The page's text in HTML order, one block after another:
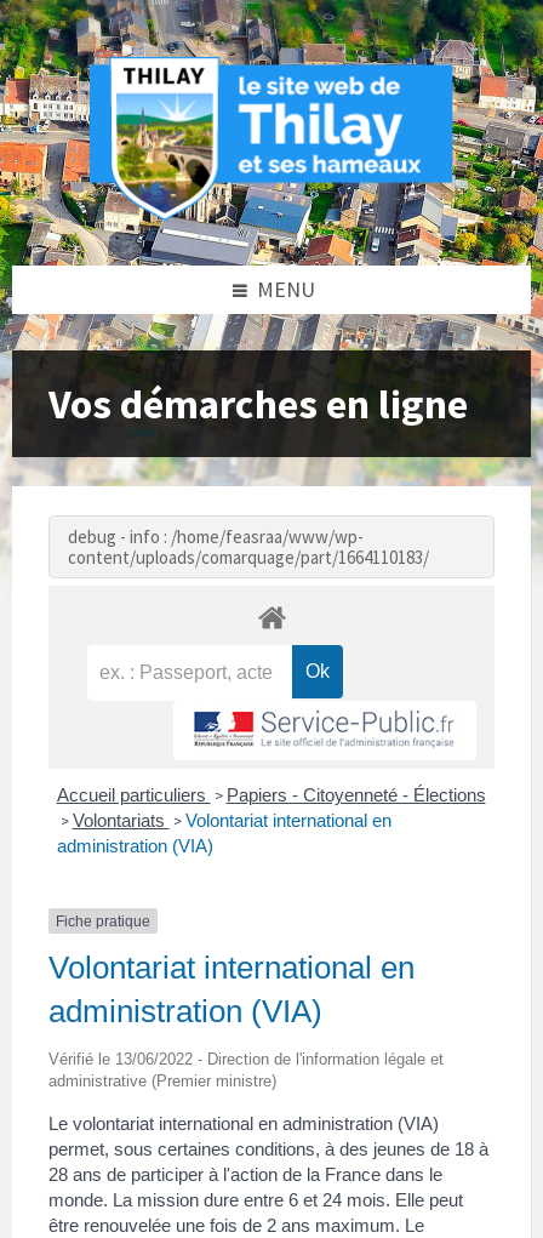
Skip
to
content
Skip
to
left
sidebar
Skip
to
footer
MENU
Vos démarches en ligne
debug - info : /home/feasraa/www/wp-
content/uploads/comarquage/part/1664110183/
Accueil particuliers > Papiers - Citoyenneté - Élections
> Volontariats > Volontariat international en
administration (VIA)
Fiche pratique
Volontariat international en
administration (VIA)
Vérifié le 13/06/2022 - Direction de l'information légale et
administrative (Premier ministre)
Le volontariat international en administration (VIA)
permet, sous certaines conditions, à des jeunes de 18 à
28 ans de participer à l'action de la France dans le
monde. La mission dure entre 6 et 24 mois. Elle peut
être renouvelée une fois de 2 ans maximum. Le